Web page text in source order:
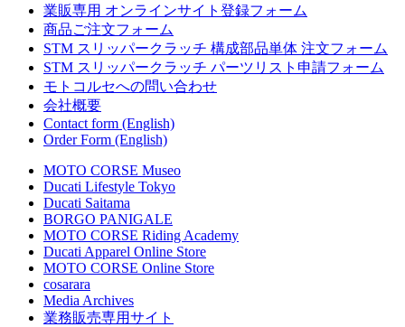
業販専用 オンラインサイト登録フォーム
商品ご注文フォーム
STM スリッパークラッチ 構成部品単体 注文フォーム
STM スリッパークラッチ パーツリスト申請フォーム
モトコルセへの問い合わせ
会社概要
Contact form (English)
Order Form (English)
MOTO CORSE Museo
Ducati Lifestyle Tokyo
Ducati Saitama
BORGO PANIGALE
MOTO CORSE Riding Academy
Ducati Apparel Online Store
MOTO CORSE Online Store
cosarara
Media Archives
業務販売専用サイト